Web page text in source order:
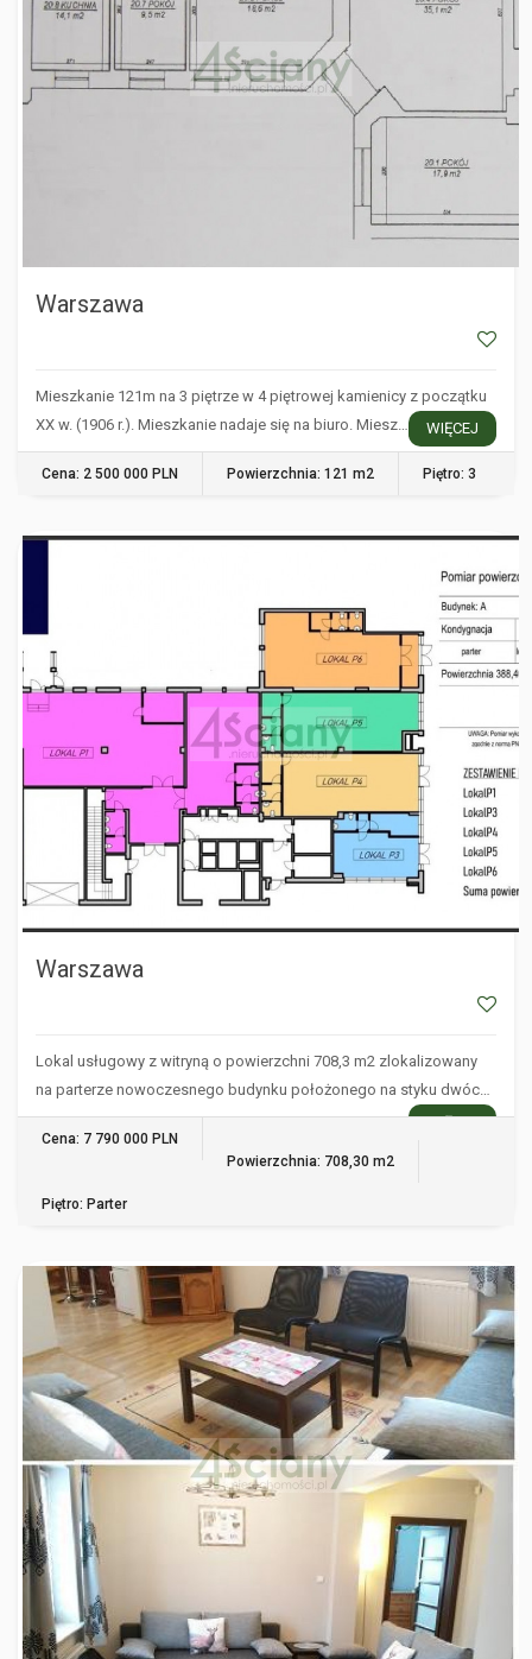
Warszawa
Mieszkanie 121m na 3 piętrze w 4 piętrowej kamienicy z początku
XX w. (1906 r.). Mieszkanie nadaje się na biuro. Miesz…
WIĘCEJ
Cena: 2 500 000 PLN Powierzchnia: 121 m2 Piętro: 3
Warszawa
Lokal usługowy z witryną o powierzchni 708,3 m2 zlokalizowany
na parterze nowoczesnego budynku położonego na styku dwóc…
WIĘCEJ
Cena: 7 790 000 PLN
Powierzchnia: 708,30 m2
Piętro: Parter
KRYNICA-ZDRÓJ